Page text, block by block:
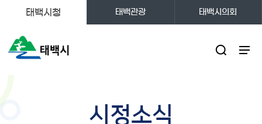
태백시청 태백관광 태백시의회
시정소식